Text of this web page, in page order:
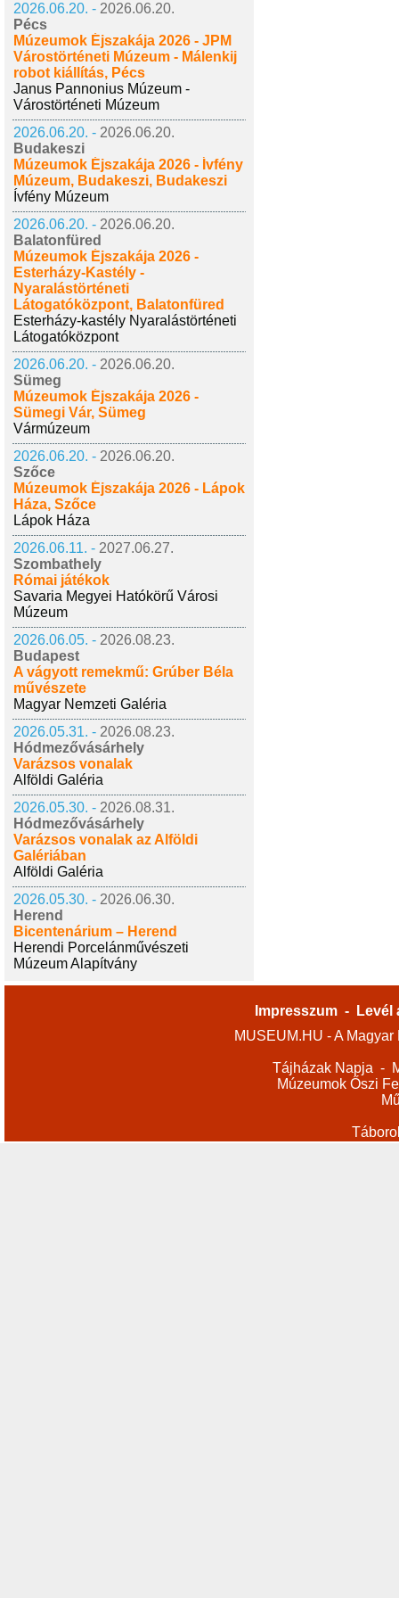
2026.06.20. - 2026.06.20.
Pécs
Múzeumok Éjszakája 2026 - JPM
Várostörténeti Múzeum - Málenkij
robot kiállítás, Pécs
Janus Pannonius Múzeum -
Várostörténeti Múzeum
2026.06.20. - 2026.06.20.
Budakeszi
Múzeumok Éjszakája 2026 - Ívfény
Múzeum, Budakeszi, Budakeszi
Ívfény Múzeum
2026.06.20. - 2026.06.20.
Balatonfüred
Múzeumok Éjszakája 2026 -
Esterházy-Kastély -
Nyaralástörténeti
Látogatóközpont, Balatonfüred
Esterházy-kastély Nyaralástörténeti
Látogatóközpont
2026.06.20. - 2026.06.20.
Sümeg
Múzeumok Éjszakája 2026 -
Sümegi Vár, Sümeg
Vármúzeum
2026.06.20. - 2026.06.20.
Szőce
Múzeumok Éjszakája 2026 - Lápok
Háza, Szőce
Lápok Háza
2026.06.11. - 2027.06.27.
Szombathely
Római játékok
Savaria Megyei Hatókörű Városi
Múzeum
2026.06.05. - 2026.08.23.
Budapest
A vágyott remekmű: Grúber Béla
művészete
Magyar Nemzeti Galéria
2026.05.31. - 2026.08.23.
Hódmezővásárhely
Varázsos vonalak
Alföldi Galéria
2026.05.30. - 2026.08.31.
Hódmezővásárhely
Varázsos vonalak az Alföldi
Galériában
Alföldi Galéria
2026.05.30. - 2026.06.30.
Herend
Bicentenárium – Herend
Herendi Porcelánművészeti
Múzeum Alapítvány
Impresszum -
Levél
MUSEUM.HU - A
Tájházak Napja -
Múzeumok Őszi